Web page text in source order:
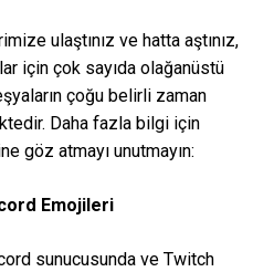
ulaştınız ve hatta aştınız,
için çok sayıda olağanüstü
çoğu belirli zaman
Daha fazla bilgi için
göz atmayı unutmayın:
Emojileri
sunucusunda ve Twitch